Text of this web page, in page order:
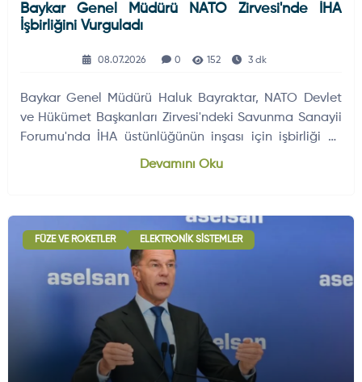
Baykar Genel Müdürü NATO Zirvesi'nde İHA
İşbirliğini Vurguladı
08.07.2026 0 152 3 dk
Baykar Genel Müdürü Haluk Bayraktar, NATO Devlet
ve Hükümet Başkanları Zirvesi'ndeki Savunma Sanayii
Forumu'nda İHA üstünlüğünün inşası için işbirliği ve
kapasite paylaşımının…
Devamını Oku
FÜZE VE ROKETLER ELEKTRONIK SISTEMLER